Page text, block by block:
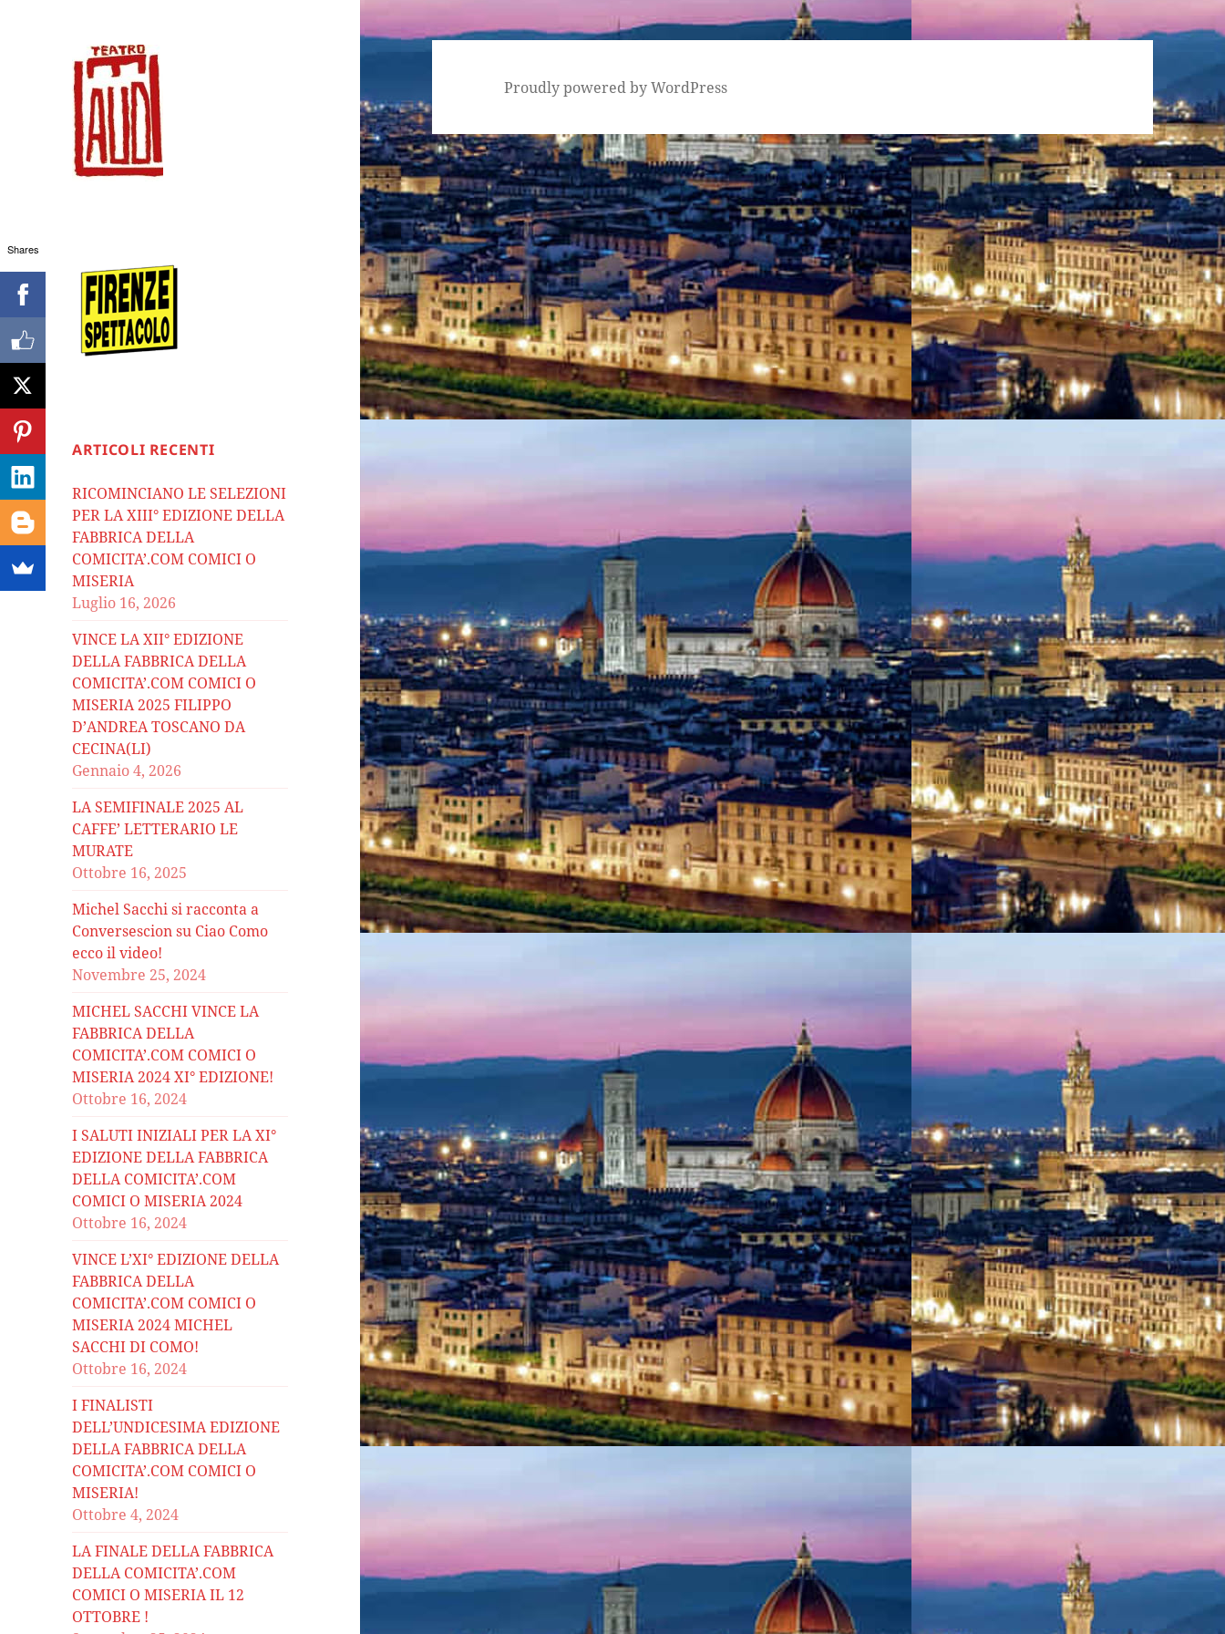
ARTICOLI RECENTI
RICOMINCIANO LE SELEZIONI
PER LA XIII° EDIZIONE DELLA
FABBRICA DELLA
COMICITA’.COM COMICI O
MISERIA
Luglio 16, 2026
VINCE LA XII° EDIZIONE
DELLA FABBRICA DELLA
COMICITA’.COM COMICI O
MISERIA 2025 FILIPPO
D’ANDREA TOSCANO DA
CECINA(LI)
Gennaio 4, 2026
LA SEMIFINALE 2025 AL
CAFFE’ LETTERARIO LE
MURATE
Ottobre 16, 2025
Michel Sacchi si racconta a
Conversescion su Ciao Como
ecco il video!
Novembre 25, 2024
MICHEL SACCHI VINCE LA
FABBRICA DELLA
COMICITA’.COM COMICI O
MISERIA 2024 XI° EDIZIONE!
Ottobre 16, 2024
I SALUTI INIZIALI PER LA XI°
EDIZIONE DELLA FABBRICA
DELLA COMICITA’.COM
COMICI O MISERIA 2024
Ottobre 16, 2024
VINCE L’XI° EDIZIONE DELLA
FABBRICA DELLA
COMICITA’.COM COMICI O
MISERIA 2024 MICHEL
SACCHI DI COMO!
Ottobre 16, 2024
I FINALISTI
DELL’UNDICESIMA EDIZIONE
DELLA FABBRICA DELLA
COMICITA’.COM COMICI O
MISERIA!
Ottobre 4, 2024
LA FINALE DELLA FABBRICA
DELLA COMICITA’.COM
COMICI O MISERIA IL 12
OTTOBRE !
Proudly powered by WordPress
Shares